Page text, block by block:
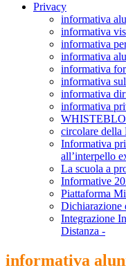
Privacy
informativa
informativa
informativa
informativa
informativa
informativa
informativa
informativa
circolare
Informativa
all’interpello
La scuola a
Informative
Piattaforma
Dichiarazione
Integrazione
Distanza -
informativa